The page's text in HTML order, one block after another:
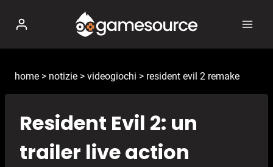
contenuto
home > notizie > videogiochi > resident evil 2 remake
Resident Evil 2: un
trailer live action